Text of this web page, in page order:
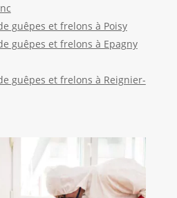
guêpes et frelons à Poisy
guêpes et frelons à Epagny
guêpes et frelons à Reignier-